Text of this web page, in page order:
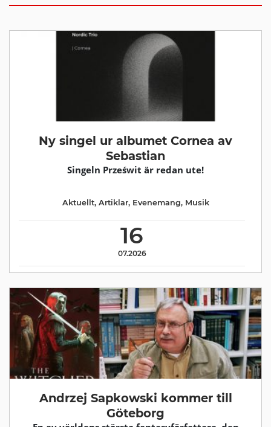
Ny singel ur albumet Cornea av
Sebastian
Singeln Prześwit är redan ute!
16
07.2026
Aktuellt, Artiklar, Evenemang, Musik
Andrzej Sapkowski kommer till
Göteborg